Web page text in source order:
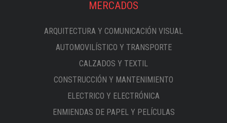
MERCADOS
ARQUITECTURA Y COMUNICACIÓN VISUAL
AUTOMOVILÍSTICO Y TRANSPORTE
CALZADOS Y TEXTIL
CONSTRUCCIÓN Y MANTENIMIENTO
ELECTRICO Y ELECTRÓNICA
ENMIENDAS DE PAPEL Y PELÍCULAS